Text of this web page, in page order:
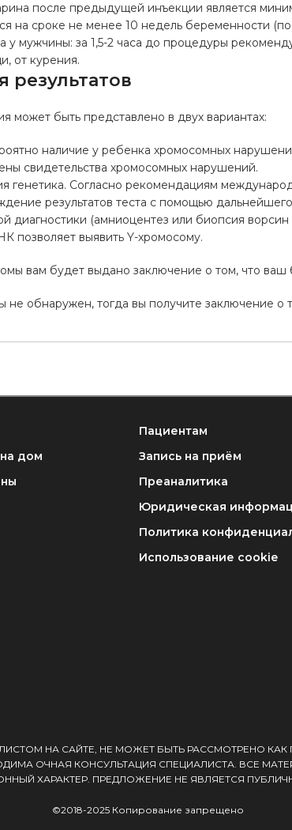
после предыдущей инъекции является
на сроке не менее 10 недель беременности
у мужчины: за 1,5-2 часа до процедуры
от курения.
результатов
может быть представлено в двух вариантах:
наличие у ребенка хромосомных
свидетельства хромосомных нарушений.
генетика. Согласно рекомендациям
результатов теста с помощью
диагностики (амниоцентез или биопсия ворсин
позволяет выявить Y-хромосому.
вам будет выдано заключение о том, что
не обнаружен, тогда вы получите заключение о
дом
Пациентам
Запись на приём
Преаналитика
Юридическая
Политика
Использование cookie
НА САЙТЕ, НЕ МОЖЕТ БЫТЬ РАССМОТРЕНО
ОЧНАЯ КОНСУЛЬТАЦИЯ СПЕЦИАЛИСТА. ВСЕ
ХАРАКТЕР. ПРЕДЛОЖЕНИЕ НЕ ЯВЛЯЕТСЯ
©2018-2025 Копирование запрещено